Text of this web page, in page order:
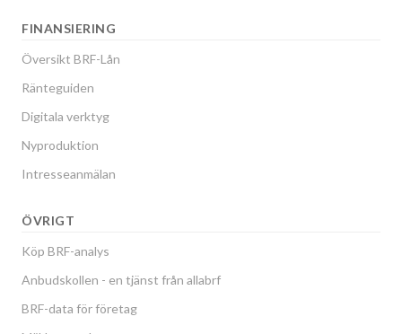
FINANSIERING
Översikt BRF-Lån
Ränteguiden
Digitala verktyg
Nyproduktion
Intresseanmälan
ÖVRIGT
Köp BRF-analys
Anbudskollen - en tjänst från allabrf
BRF-data för företag